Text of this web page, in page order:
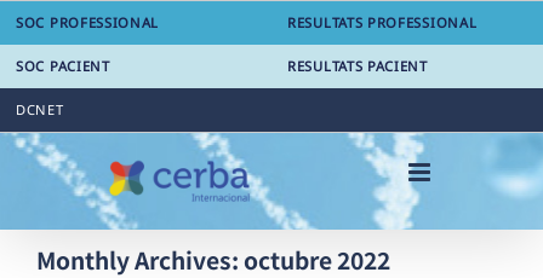
Skip
content
SOC PROFESSIONAL RESULTATS PROFESSIONAL
SOC PACIENT RESULTATS PACIENT
DCNET
Monthly Archives:octubre 2022